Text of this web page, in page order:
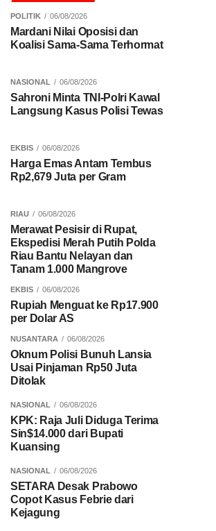
POLITIK 06/08/2026
Mardani Nilai Oposisi dan
Koalisi Sama-Sama Terhormat
NASIONAL 06/08/2026
Sahroni Minta TNI-Polri Kawal
Langsung Kasus Polisi Tewas
EKBIS 06/08/2026
Harga Emas Antam Tembus
Rp2,679 Juta per Gram
RIAU 06/08/2026
Merawat Pesisir di Rupat,
Ekspedisi Merah Putih Polda
Riau Bantu Nelayan dan
Tanam 1.000 Mangrove
EKBIS 06/08/2026
Rupiah Menguat ke Rp17.900
per Dolar AS
NUSANTARA 06/08/2026
Oknum Polisi Bunuh Lansia
Usai Pinjaman Rp50 Juta
Ditolak
NASIONAL 06/08/2026
KPK: Raja Juli Diduga Terima
Sin$14.000 dari Bupati
Kuansing
NASIONAL 06/08/2026
SETARA Desak Prabowo
Copot Kasus Febrie dari
Kejagung